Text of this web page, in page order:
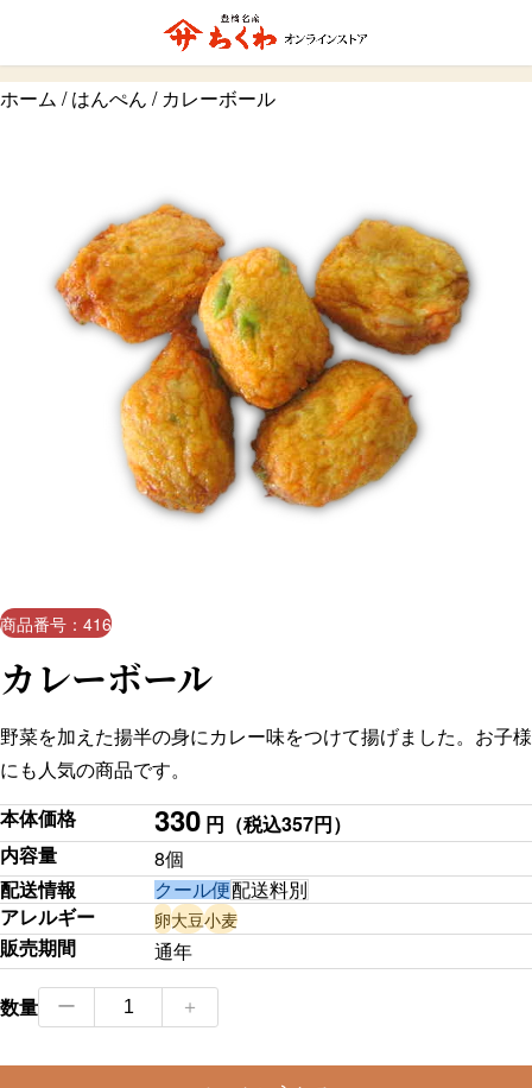
ホーム /はんぺん / カレーボール
商品番号：416
カレーボール
野菜を加えた揚半の身にカレー味をつけて揚げました。お子様
にも人気の商品です。
本体価格
330 円 （税込357円）
内容量
8個
配送情報
クール便配送料別
アレルギー
卵大豆小麦
販売期間 通年
数量 ー
レー
ボー
＋